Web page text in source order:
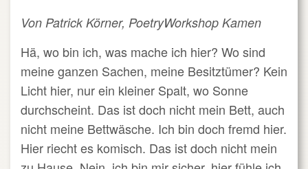
Von Patrick Körner, PoetryWorkshop Kamen
Hä, wo bin ich, was mache ich hier? Wo sind
meine ganzen Sachen, meine Besitztümer? Kein
Licht hier, nur ein kleiner Spalt, wo Sonne
durchscheint. Das ist doch nicht mein Bett, auch
nicht meine Bettwäsche. Ich bin doch fremd hier.
Hier riecht es komisch. Das ist doch nicht mein